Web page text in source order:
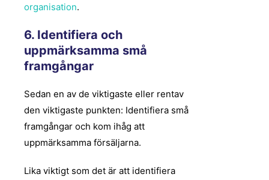
organisation.
6. Identifiera och
uppmärksamma små
framgångar
Sedan en av de viktigaste eller rentav
den viktigaste punkten: Identifiera små
framgångar och kom ihåg att
uppmärksamma försäljarna.
Lika viktigt som det är att identifiera